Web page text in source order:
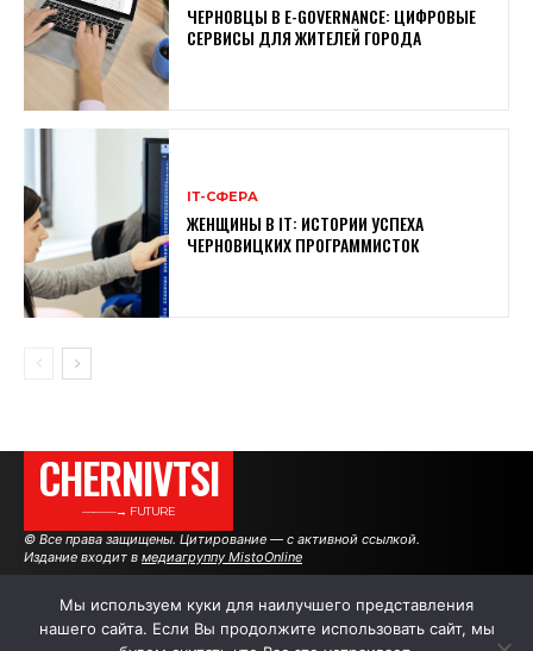
ЧЕРНОВЦЫ В E-GOVERNANCE: ЦИФРОВЫЕ
СЕРВИСЫ ДЛЯ ЖИТЕЛЕЙ ГОРОДА
ІТ-СФЕРА
ЖЕНЩИНЫ В ІТ: ИСТОРИИ УСПЕХА
ЧЕРНОВИЦКИХ ПРОГРАММИСТОК
CHERNIVTSI
———→ FUTURE
© Все права защищены. Цитирование — с активной ссылкой.
Издание входит в медиагруппу MistoOnline
АВТОРЫ РЕКЛАМА НА САЙТЕ
Мы используем куки для наилучшего представления
нашего сайта. Если Вы продолжите использовать сайт, мы